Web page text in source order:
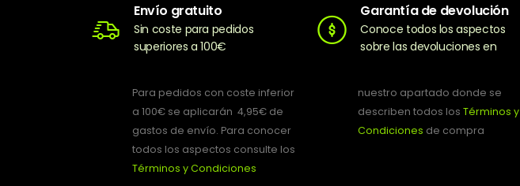
Envío gratuito
Sin coste para pedidos
superiores a 100€
Para pedidos con coste inferior
a 100€ se aplicarán 4,95€ de
gastos de envío. Para conocer
todos los aspectos consulte los
Términos y Condiciones
Garantía de devolución
Conoce todos los aspectos
sobre las devoluciones en
nuestro apartado donde se
describen todos los Términos y
Condiciones de compra